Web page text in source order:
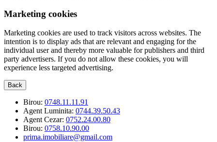
Marketing cookies
Marketing cookies are used to track visitors across websites. The
intention is to display ads that are relevant and engaging for the
individual user and thereby more valuable for publishers and third
party advertisers. If you do not allow these cookies, you will
experience less targeted advertising.
Back
Birou: 0748.11.11.91
Agent Luminita: 0744.39.50.43
Agent Cezar: 0752.24.00.80
Birou: 0758.10.90.00
prima.imobiliare@gmail.com